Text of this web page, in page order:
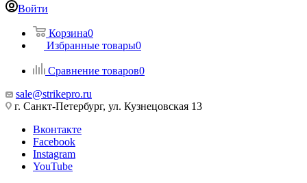
Войти
Корзина0
Избранные товары0
Сравнение товаров0
sale@strikepro.ru
г. Санкт-Петербург, ул. Кузнецовская 13
Вконтакте
Facebook
Instagram
YouTube